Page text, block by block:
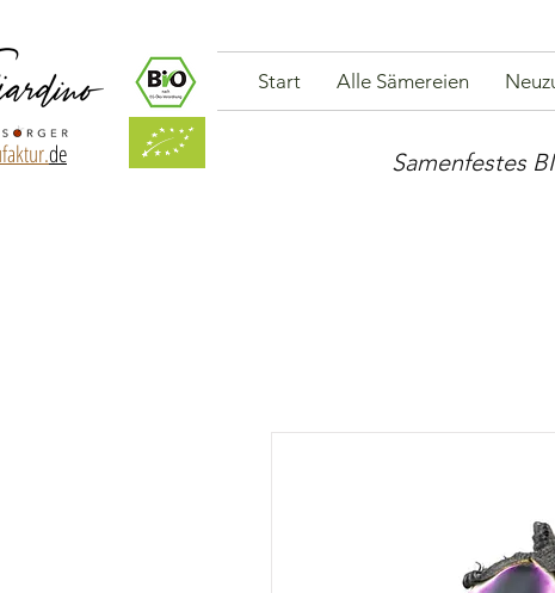
de
Start Alle Sämereien
Samenfestes